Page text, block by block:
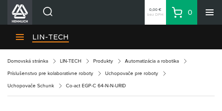
Divízie HENNLICH
Kariéra
0,00 €
bez DPH
Košík
0
LIN-TECH
Domovská stránka LIN-TECH Produkty Automatizácia a robotika
Príslušenstvo pre kolaboratívne roboty Uchopovače pre roboty
Uchopovače Schunk Co-act EGP-C 64-N-N-URID